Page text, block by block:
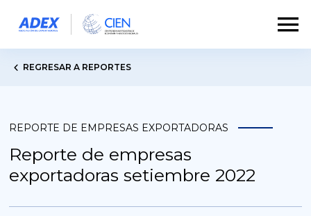
REGRESAR A REPORTES
REPORTE DE EMPRESAS EXPORTADORAS
Reporte de empresas
exportadoras setiembre 2022